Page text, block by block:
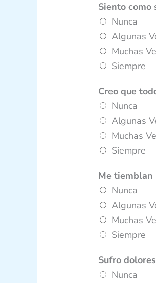
Siento como
Nunca
Algunas
Muchas
Siempre
Creo que
Nunca
Algunas
Muchas
Siempre
Me
Nunca
Algunas
Muchas
Siempre
Sufro
Nunca